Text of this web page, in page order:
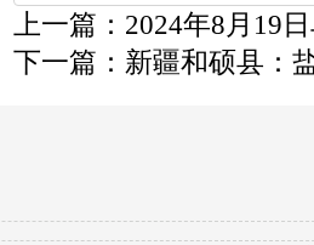
上一篇： 2024年8月19
下一篇： 新疆和硕县：